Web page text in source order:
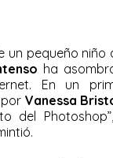
un pequeño niño
ha
En un
Vanessa
del